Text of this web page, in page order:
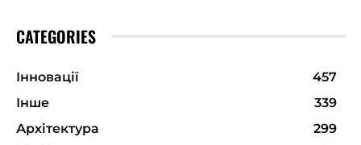
CATEGORIES
Інновації
457
Інше
339
Архітектура
299